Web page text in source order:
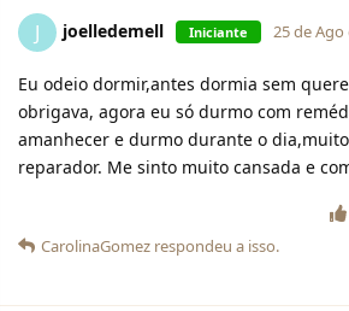
J joelledemell Iniciante 25 de Ago
Eu odeio dormir,antes dormia sem
obrigava, agora eu só durmo com
amanhecer e durmo durante o
reparador. Me sinto muito cansada e
CarolinaGomez respondeu a isso.